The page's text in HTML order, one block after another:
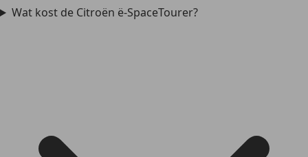
Wat kost de Citroën ë-SpaceTourer?